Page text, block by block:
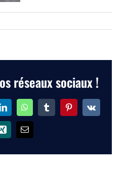
réseaux sociaux !
LinkedInWhatsAppTumblrPinterest
Vk
Xing Email